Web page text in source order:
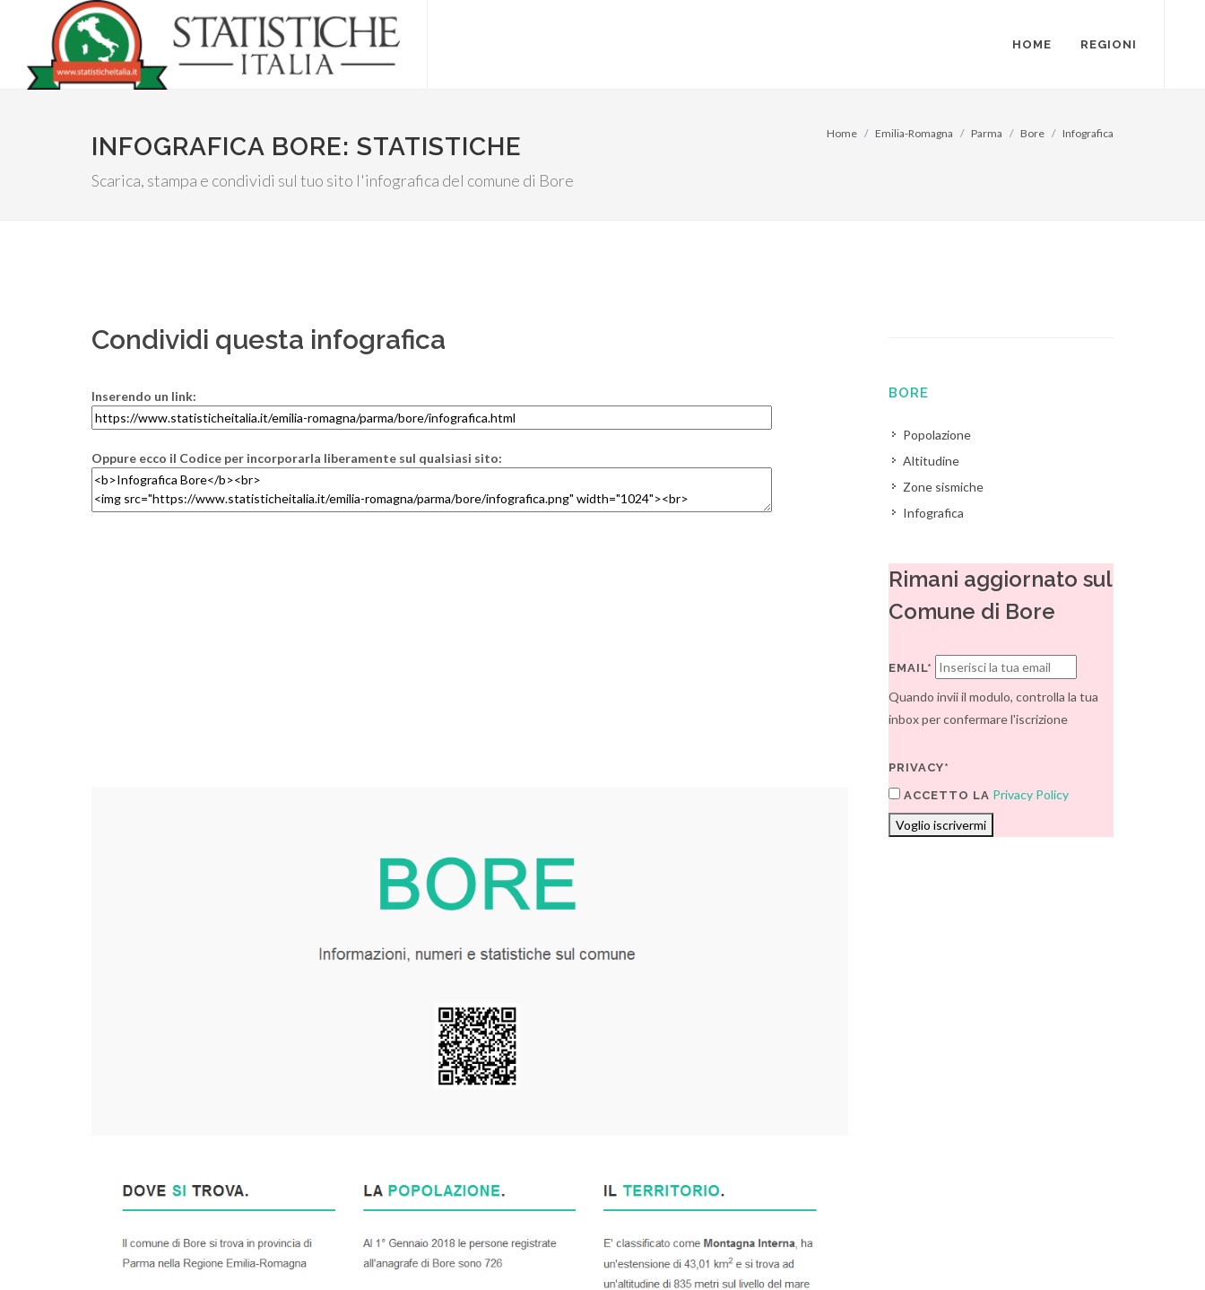
HOME REGIONI
INFOGRAFICA BORE: STATISTICHE
Scarica, stampa e condividi sul tuo sito l'infografica del comune di Bore
Home Emilia-Romagna Parma Bore Infografica
Condividi questa infografica
Inserendo un link:
Oppure ecco il Codice per incorporarla liberamente sul qualsiasi sito:
BORE
Popolazione
Altitudine
Zone sismiche
Infografica
Rimani aggiornato sul
Comune di Bore
EMAIL*
Quando invii il modulo, controlla la tua
inbox per confermare l'iscrizione
PRIVACY*
ACCETTO LA Privacy Policy
Voglio iscrivermi